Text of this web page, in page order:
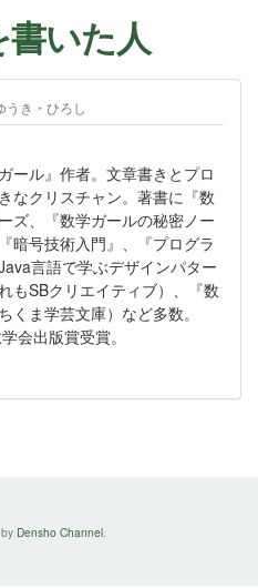
いた人
うき・ひろし
ール』作者。文章書きとプロ
なクリスチャン。著書に『数
ズ、『数学ガールの秘密ノー
暗号技術入門』、『プログラ
言語で学ぶデザインパター
もSBクリエイティブ）、『数
くま学芸文庫）など多数。
会出版賞受賞。
Densho Channel.